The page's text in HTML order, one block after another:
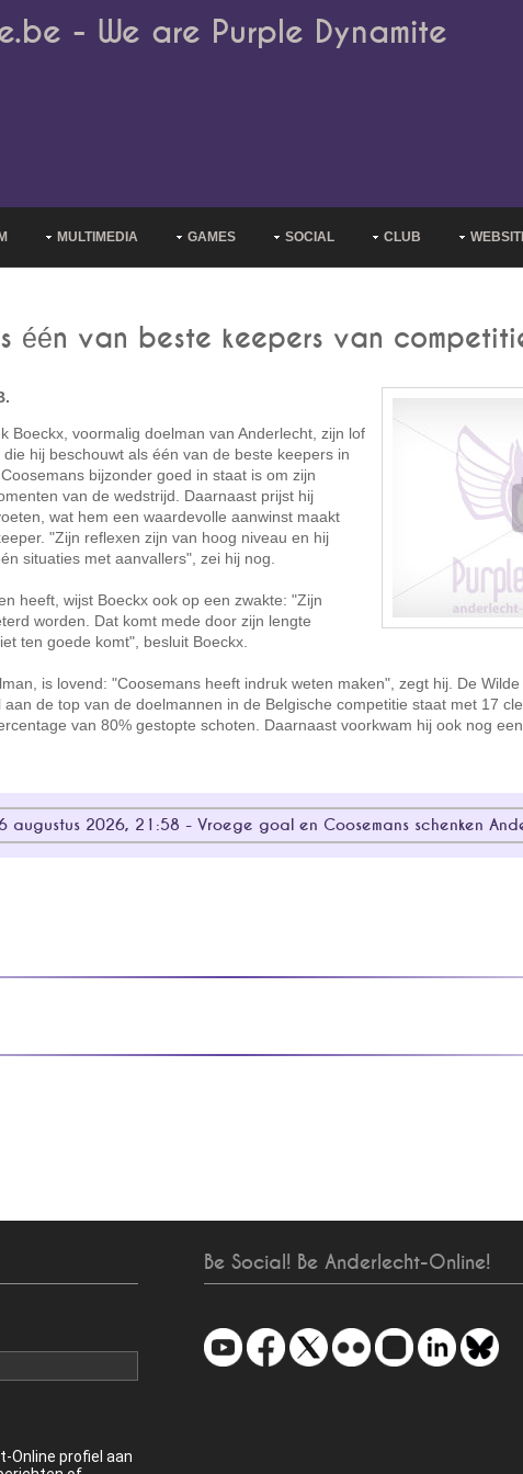
- We are Purple Dynamite
MULTIMEDIA GAMES SOCIAL CLUB
één van beste keepers van
Boeckx, voormalig doelman van Anderlecht, zijn lof
hij beschouwt als één van de beste keepers in
bijzonder goed in staat is om zijn
van de wedstrijd. Daarnaast prijst hij
wat hem een waardevolle aanwinst maakt
"Zijn reflexen zijn van hoog niveau en hij
situaties met aanvallers", zei hij nog.
heeft, wijst Boeckx ook op een zwakte: "Zijn
worden. Dat komt mede door zijn lengte
ten goede komt", besluit Boeckx.
is lovend: "Coosemans heeft indruk weten maken", zegt hij. De
de top van de doelmannen in de Belgische competitie staat met 17
van 80% gestopte schoten. Daarnaast voorkwam hij ook nog
augustus 2026, 21:58 - Vroege goal en Coosemans schenken
Online profiel aan
Be Social! Be Anderlecht-Online!